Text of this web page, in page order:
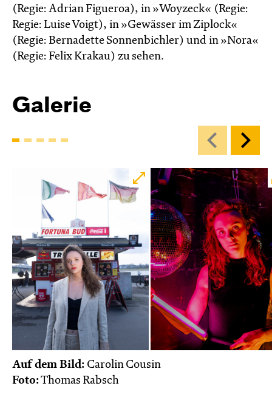
(Regie: Adrian Figueroa), in »Woyzeck« (Regie:
Regie: Luise Voigt), in »Gewässer im Ziplock«
(Regie: Bernadette Sonnenbichler) und in »Nora«
(Regie: Felix Krakau) zu sehen.
Galerie
Auf dem Bild: Carolin Cousin
Foto:Thomas Rabsch